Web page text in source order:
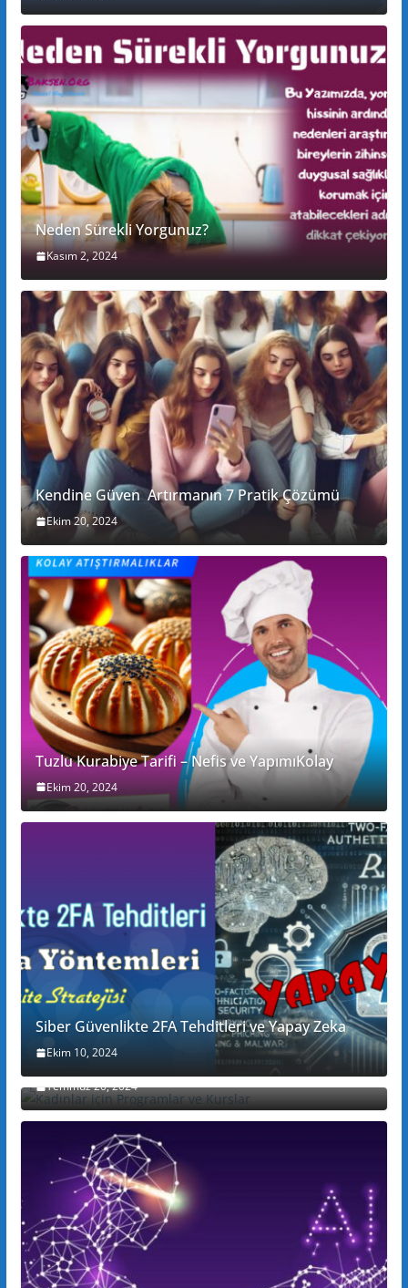
Neden Sürekli Yorgunuz?
Kasım 2, 2024
Kendine Güven Artırmanın 7 Pratik Çözümü
Ekim 20, 2024
Tuzlu Kurabiye Tarifi – Nefis ve YapımıKolay
Ekim 20, 2024
Siber Güvenlikte 2FA Tehditleri ve Yapay Zeka
Ekim 10, 2024
Kadınlar için Programlar ve Kurslar
Temmuz 20, 2024